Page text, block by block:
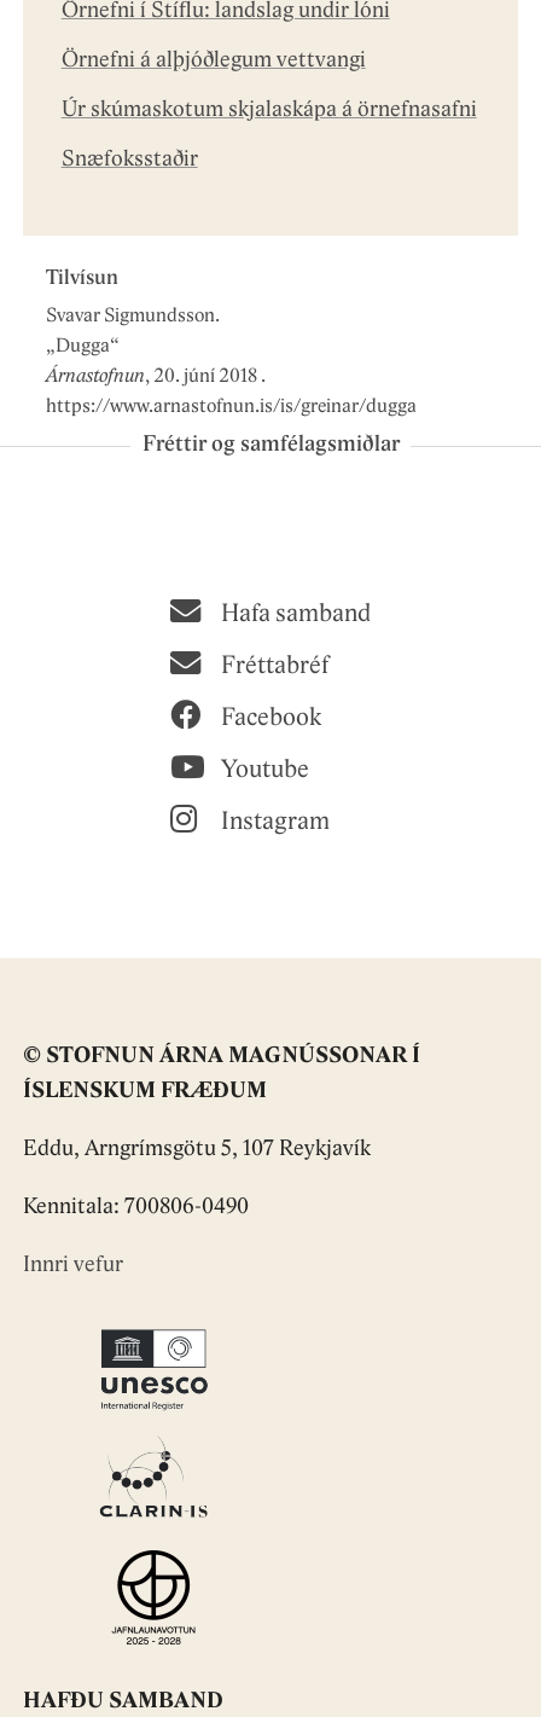
Örnefni í Stíflu: landslag undir lóni
Örnefni á alþjóðlegum vettvangi
Úr skúmaskotum skjalaskápa á örnefnasafni
Snæfoksstaðir
Tilvísun
Svavar Sigmundsson.
„Dugga“
Árnastofnun, 20. júní 2018 .
https://www.arnastofnun.is/is/greinar/dugga
Fréttir og samfélagsmiðlar
Hafa samband
Fréttabréf
Facebook
Youtube
Instagram
© STOFNUN ÁRNA MAGNÚSSONAR Í
ÍSLENSKUM FRÆÐUM
Eddu, Arngrímsgötu 5, 107 Reykjavík
Kennitala: 700806-0490
Innri vefur
HAFÐU SAMBAND